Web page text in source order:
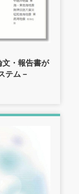
文・報告書が
テム－